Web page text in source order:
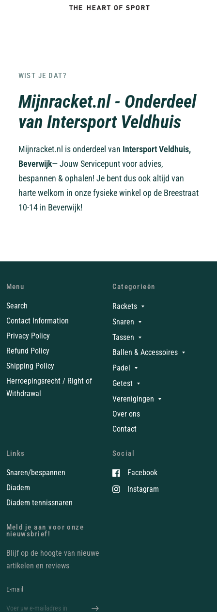
WIST JE DAT?
Mijnracket.nl - Onderdeel
van Intersport Veldhuis
Mijnracket.nl is onderdeel van Intersport Veldhuis,
Beverwijk— Jouw Servicepunt voor advies,
bespannen & ophalen! Je bent dus ook altijd van
harte welkom in onze fysieke winkel op de Breestraat
10-14 in Beverwijk!
Menu
Search
Contact Information
Privacy Policy
Refund Policy
Shipping Policy
Herroepingsrecht / Right of
Withdrawal
Categorieën
Rackets
Snaren
Tassen
Ballen & Accessoires
Padel
Getest
Verenigingen
Over ons
Contact
Links
Snaren/bespannen
Diadem
Diadem tennissnaren
Social
Facebook
Instagram
Meld je aan voor onze
nieuwsbrief!
Blijf op de hoogte van nieuwe
artikelen en reviews
E‑mail